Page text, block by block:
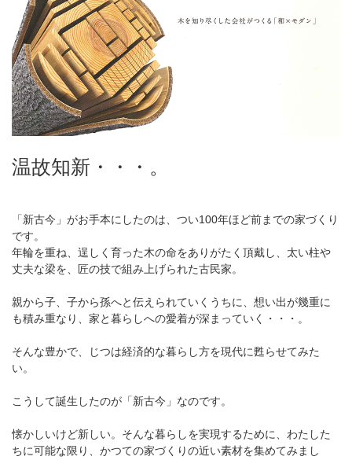
温故知新・・・。
「新古今」がお手本にしたのは、つい100年ほど前までの家づくり
です。
年輪を重ね、逞しく育った木の命をありがたく頂戴し、太い柱や
丈夫な梁を、匠の技で組み上げられた古民家。
親から子、子から孫へと伝えられていくうちに、想い出が幾重に
も積み重なり、家と暮らしへの愛着が深まっていく・・・。
そんな豊かで、じつは経済的な暮らし方を現代に甦らせてみた
い。
こうして誕生したのが「新古今」なのです。
懐かしいけど新しい。そんな暮らしを実現するために、わたした
ちに可能な限り、かつての家づくりの近い素材を集めてみまし